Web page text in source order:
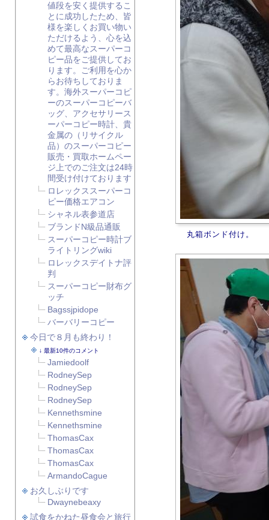
丸箱ボンド付け。
値段を安く提供するこ
とに成功したため、皆
様を楽しくお買い物い
ただけるよう、心を込
めて最高なスーパーコ
ピー品をご提供してお
ります。ご利用を心か
らお待ちしておりま
す。海外スーパーコピ
ーのスーパーコピーバ
ッグ、アクセサリース
ーパーコピー時計、貴
金属の（リサイクル
品）のスーパーコピー
販売・買取ホームペー
ジ上でのご注文は24時
間受け付けております
ロレックススーパーコ
ピー価格エアコン
シャネル表参道店
ブランドN級品通販
スーパーコピー時計ブ
ライトリングwiki
ロレックスデイトナ評
判
スーパーコピー財布グ
ッチ
Bagssjpidope
バーバリーコピー
今日で８月も終わり！
最新10件のコメント
Jamiedoolf
RodneySep
RodneySep
RodneySep
Kennethsmine
Kennethsmine
ThomasCax
ThomasCax
ThomasCax
ArmandoCague
お久しぶりです
Dwaynebeaxy
試食をかねた昼食会と旅行